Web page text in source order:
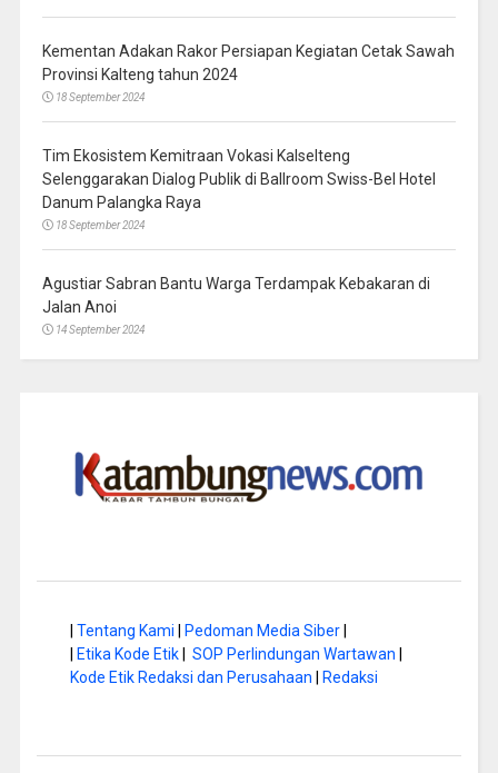
Kementan Adakan Rakor Persiapan Kegiatan Cetak Sawah
Provinsi Kalteng tahun 2024
18 September 2024
Tim Ekosistem Kemitraan Vokasi Kalselteng
Selenggarakan Dialog Publik di Ballroom Swiss-Bel Hotel
Danum Palangka Raya
18 September 2024
Agustiar Sabran Bantu Warga Terdampak Kebakaran di
Jalan Anoi
14 September 2024
Tentang Kami Pedoman Media Siber|
Etika Kode Etik| SOP Perlindungan Wartawan
Kode Etik Redaksi dan Perusahaan
Redaksi